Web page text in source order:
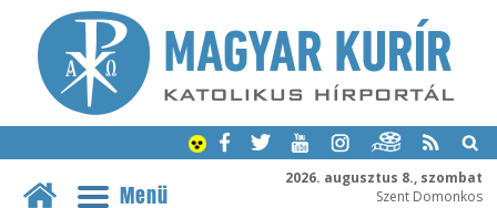
2026. augusztus 8., szombat
Szent Domonkos
Menü